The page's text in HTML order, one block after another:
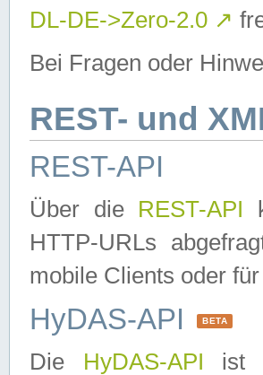
DL-DE->Zero-2.0 ↗
Bei Fragen oder
REST- und
REST-API
Über die REST-API
HTTP-URLs
mobile Clients oder
HyDAS-API BETA
Die HyDAS-API ist